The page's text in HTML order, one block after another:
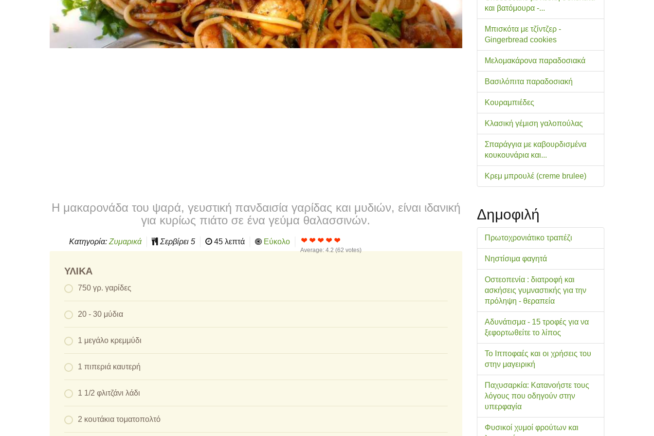
Η μακαρονάδα του ψαρά, γευστική πανδαισία γαρίδας και μυδιών, είναι ιδανική
για κυρίως πιάτο σε ένα γεύμα θαλασσινών.
Κατηγορία:Ζυμαρικά Σερβίρει 5 45 λεπτά Εύκολο
Average:4.2 (62votes)
ΥΛΙΚΆ
750 γρ. γαρίδες
20 - 30 μύδια
1 μεγάλο κρεμμύδι
1 πιπεριά καυτερή
1 1/2 φλιτζάνι λάδι
2 κουτάκια τοματοπολτό
και βατόμουρα -...
Μπισκότα με τζίντζερ -
Gingerbread cookies
Μελομακάρονα παραδοσιακά
Βασιλόπιτα παραδοσιακή
Κουραμπιέδες
Κλασική γέμιση γαλοπούλας
Σπαράγγια με καβουρδισμένα
κουκουνάρια και...
Κρεμ μπρουλέ (creme brulee)
Δημοφιλή
Πρωτοχρονιάτικο τραπέζι
Νηστίσιμα φαγητά
Οστεοπενία : διατροφή και
ασκήσεις γυμναστικής για την
πρόληψη - θεραπεία
Αδυνάτισμα - 15 τροφές για να
ξεφορτωθείτε το λίπος
Το Ιπποφαές και οι χρήσεις του
στην μαγειρική
Παχυσαρκία: Κατανοήστε τους
λόγους που οδηγούν στην
υπερφαγία
Φυσικοί χυμοί φρούτων και